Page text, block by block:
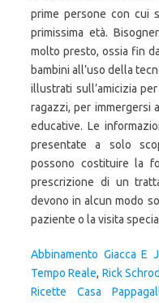
Abbinamento Giacca E
Tempo Reale, Rick
Ricette Casa